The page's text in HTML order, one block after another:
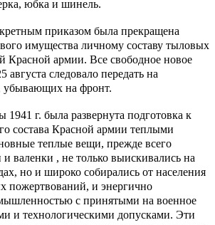
юбка и шинель.
приказом была прекращена
имущества личному составу тыловых
Красной армии. Все свободное новое
августа следовало передать на
убывающих на фронт.
г. была развернута подготовка к
состава Красной армии теплыми
теплые вещи, прежде всего
валенки , не только выискивались на
но и широко собирались от населения
пожертвований, и энергично
с принятыми на военное
и технологическими допусками. Эти